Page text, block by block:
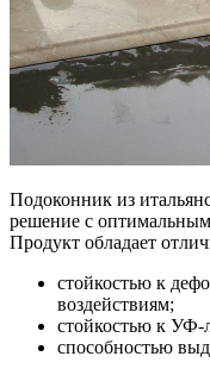
Подоконник из
решение с
Продукт обладает
стойкостью к
воздействиям;
стойкостью к УФ-
способностью